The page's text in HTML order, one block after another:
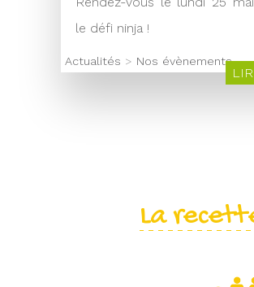
le défi ninja !
Actualités > Nos évènements
La